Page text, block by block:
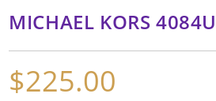
MICHAEL KORS
$225.00